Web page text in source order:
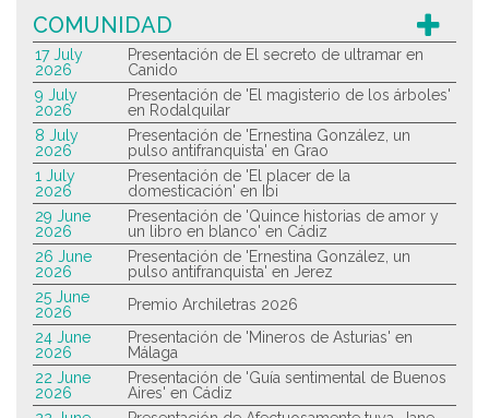
COMUNIDAD
17 July
2026
Presentación de El secreto de ultramar en
Canido
9 July
2026
Presentación de 'El magisterio de los árboles'
en Rodalquilar
8 July
2026
Presentación de 'Ernestina González, un
pulso antifranquista' en Grao
1 July
2026
Presentación de 'El placer de la
domesticación' en Ibi
29 June
2026
Presentación de 'Quince historias de amor y
un libro en blanco' en Cádiz
26 June
2026
Presentación de 'Ernestina González, un
pulso antifranquista' en Jerez
25 June
2026
Premio Archiletras 2026
24 June
2026
Presentación de 'Mineros de Asturias' en
Málaga
22 June
2026
Presentación de 'Guía sentimental de Buenos
Aires' en Cádiz